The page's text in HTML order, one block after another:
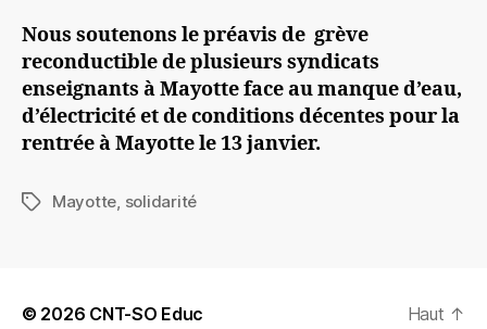
Nous soutenons le préavis de grève
reconductible de plusieurs syndicats
enseignants à Mayotte face au manque d’eau,
d’électricité et de conditions décentes pour la
rentrée à Mayotte le 13 janvier.
Étiquettes
Mayotte, solidarité
© 2026 CNT-SO Educ Haut ↑